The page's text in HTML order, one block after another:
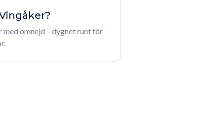
med omnejd – dygnet runt för